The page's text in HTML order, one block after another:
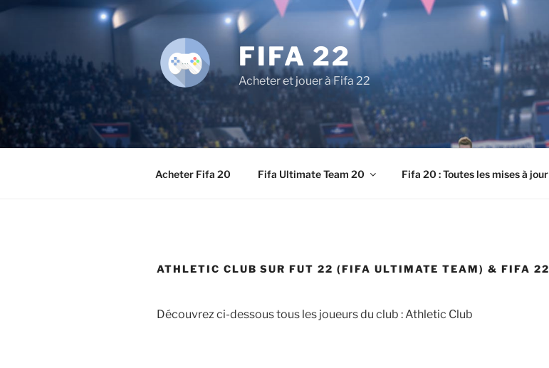
principal
FIFA 22
Acheter et jouer à Fifa 22
Acheter Fifa 20 Fifa Ultimate Team 20 Fifa 20 : Toutes les mises à jour
ATHLETIC CLUB SUR FUT 22 (FIFA ULTIMATE TEAM) & FIFA 22
Découvrez ci-dessous tous les joueurs du club : Athletic Club